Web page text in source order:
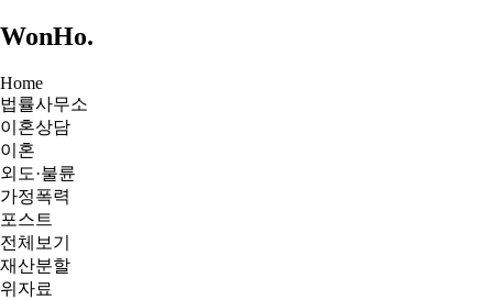
WonHo.
Home
법률사무소
이혼상담
이혼
외도·불륜
가정폭력
포스트
전체보기
재산분할
위자료